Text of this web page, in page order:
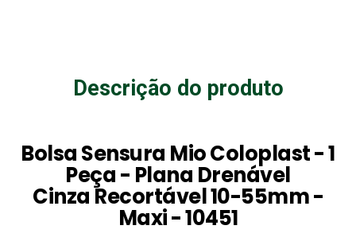
Descrição do produto
Bolsa Sensura Mio Coloplast - 1
Peça - Plana Drenável
Cinza Recortável 10-55mm -
Maxi - 10451